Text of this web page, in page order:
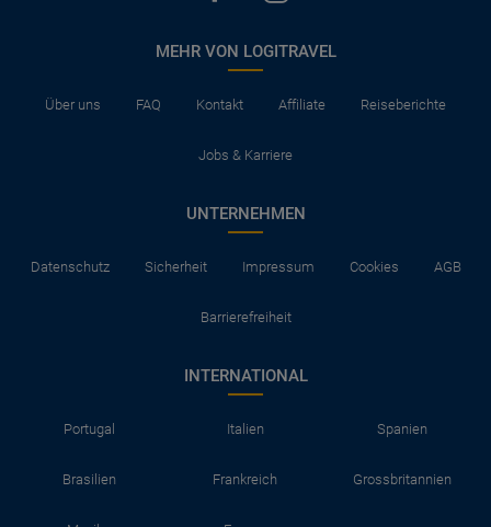
MEHR VON LOGITRAVEL
Über uns FAQ Kontakt Affiliate Reiseberichte
Jobs & Karriere
UNTERNEHMEN
Datenschutz Sicherheit Impressum Cookies AGB
Barrierefreiheit
INTERNATIONAL
Portugal Italien Spanien
Brasilien Frankreich Grossbritannien